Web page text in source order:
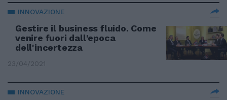
INNOVAZIONE
Gestire il business fluido. Come
venire fuori dall'epoca
dell'incertezza
23/04/2021
INNOVAZIONE